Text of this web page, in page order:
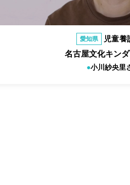
愛知県
児童養
名古屋文化キン
小川紗央里